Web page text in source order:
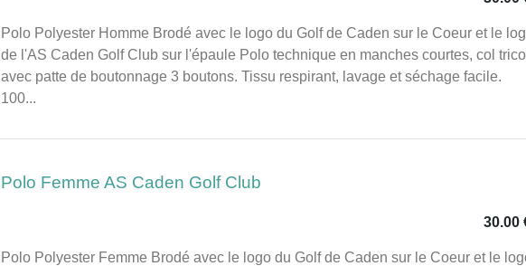
Polo Polyester Homme Brodé avec le logo du Golf de Caden sur le Coeur et le
de l'AS Caden Golf Club sur l'épaule Polo technique en manches courtes, col
avec patte de boutonnage 3 boutons. Tissu respirant, lavage et séchage facile.
100...
Polo Femme AS Caden Golf Club
30.00
Polo Polyester Femme Brodé avec le logo du Golf de Caden sur le Coeur et le